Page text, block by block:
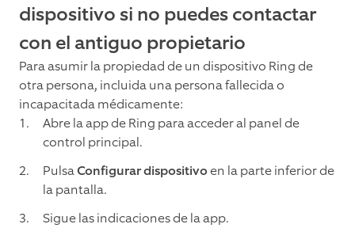
dispositivo si no puedes contactar
con el antiguo propietario
Para asumir la propiedad de un dispositivo Ring de
otra persona, incluida una persona fallecida o
incapacitada médicamente:
Abre la app de Ring para acceder al panel de
control principal.
PulsaConfigurar dispositivoen la parte inferior de
la pantalla.
Sigue las indicaciones de la app.